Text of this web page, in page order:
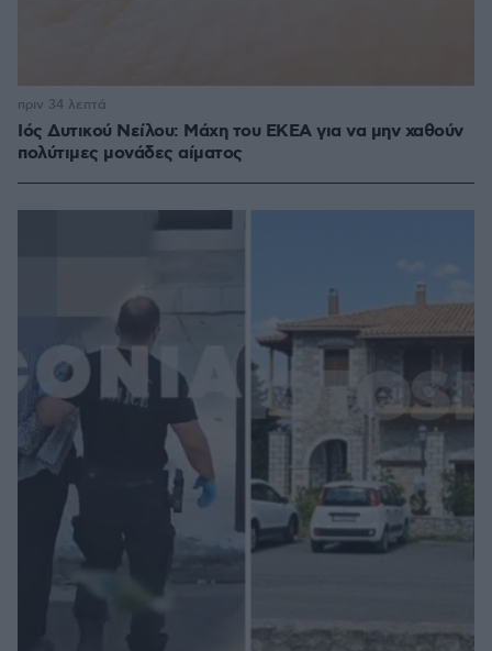
Ιός Δυτικού Νείλου: Μάχη του ΕΚΕΑ για να μην χαθούν
πολύτιμες μονάδες αίματος
πριν 34 λεπτά